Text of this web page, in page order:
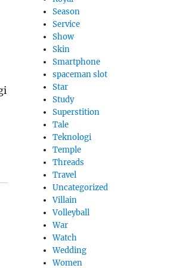
Season
Service
Show
Skin
Smartphone
spaceman slot
Star
Study
Superstition
Tale
Teknologi
Temple
Threads
Travel
Uncategorized
Villain
Volleyball
War
Watch
Wedding
Women